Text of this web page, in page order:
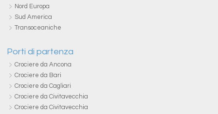
Nord Europa
Sud America
Transoceaniche
Porti di partenza
Crociere da Ancona
Crociere da Bari
Crociere da Cagliari
Crociere da Civitavecchia
Crociere da Civitavecchia